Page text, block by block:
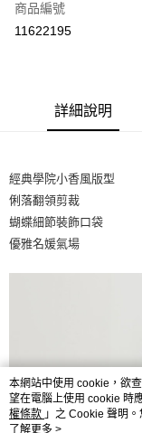
LINE Pay
付款後全家取貨
付款後7-11取貨
每筆NT$80，滿
宅配
商品編號
11622195
詳細說明
經典學院小香風版型
俐落翻領剪裁
蝴蝶細節裝飾口袋
優雅名媛氣場
本網站中使用 cookie，欲
望在電腦上使用 cookie 時
權條款 」之 Cookie 聲明
用條款之 Cookie 聲明使用
了解更多 >